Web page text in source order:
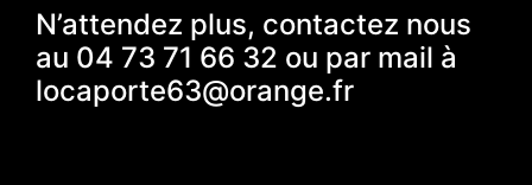
N’attendez plus, contactez nous
au 04 73 71 66 32 ou par mail à
locaporte63@orange.fr